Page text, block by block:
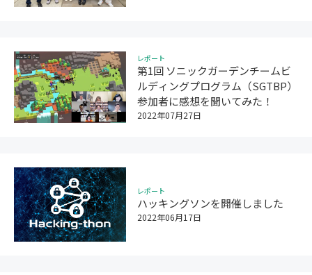
レポート
第1回 ソニックガーデンチームビ
ルディングプログラム（SGTBP）
参加者に感想を聞いてみた！
2022年07月27日
レポート
ハッキングソンを開催しました
2022年06月17日